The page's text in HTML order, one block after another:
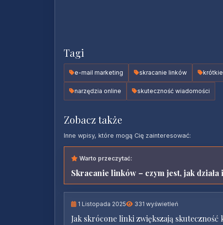
Tagi
e-mail marketing skracanie linków krótkie
narzędzia online skuteczność wiadomości
Zobacz także
Inne wpisy, które mogą Cię zainteresować:
Warto przeczytać:
Skracanie linków – czym jest, jak
1 Listopada 2025 331 wyświetleń
Jak skrócone linki zwiększają